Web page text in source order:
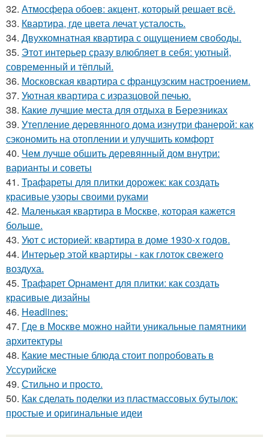
32. Атмосфера обоев: акцент, который решает всё.
33. Квартира, где цвета лечат усталость.
34. Двухкомнатная квартира с ощущением свободы.
35. Этот интерьер сразу влюбляет в себя: уютный,
современный и тёплый.
36. Московская квартира с французским настроением.
37. Уютная квартира с изразцовой печью.
38. Какие лучшие места для отдыха в Березниках
39. Утепление деревянного дома изнутри фанерой: как
сэкономить на отоплении и улучшить комфорт
40. Чем лучше обшить деревянный дом внутри:
варианты и советы
41. Трафареты для плитки дорожек: как создать
красивые узоры своими руками
42. Маленькая квартира в Москве, которая кажется
больше.
43. Уют с историей: квартира в доме 1930-х годов.
44. Интерьер этой квартиры - как глоток свежего
воздуха.
45. Трафарет Орнамент для плитки: как создать
красивые дизайны
46. Headlines:
47. Где в Москве можно найти уникальные памятники
архитектуры
48. Какие местные блюда стоит попробовать в
Уссурийске
49. Стильно и просто.
50. Как сделать поделки из пластмассовых бутылок:
простые и оригинальные идеи